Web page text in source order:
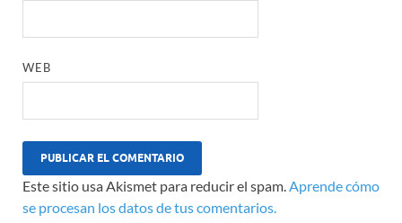
WEB
Este sitio usa Akismet para reducir el spam.Aprende cómo
se procesan los datos de tus comentarios.